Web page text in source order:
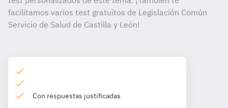
facilitamos varios test gratuitos de Legislación Común
Servicio de Salud de Castilla y León!
Con respuestas justificadas